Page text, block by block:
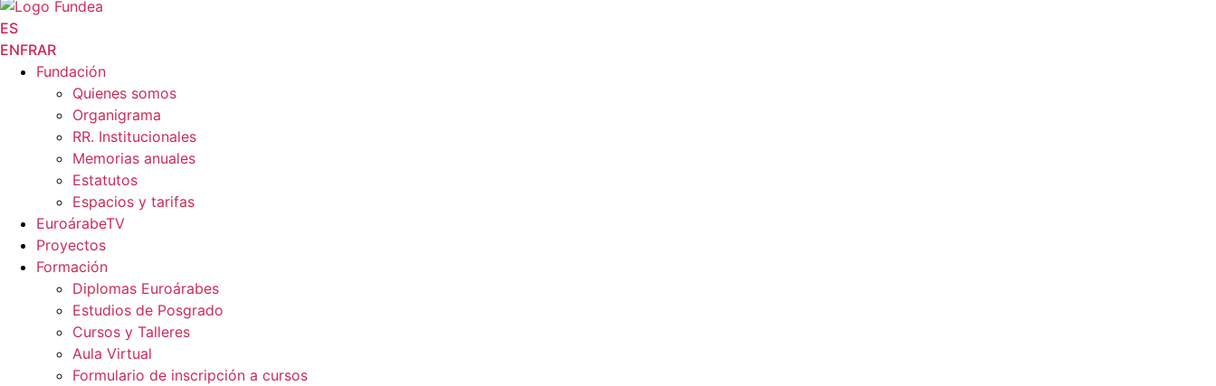
ES
ENFRAR
Fundación
Quienes somos
Organigrama
RR. Institucionales
Memorias anuales
Estatutos
Espacios y tarifas
EuroárabeTV
Proyectos
Formación
Diplomas Euroárabes
Estudios de Posgrado
Cursos y Talleres
Aula Virtual
Formulario de inscripción a cursos